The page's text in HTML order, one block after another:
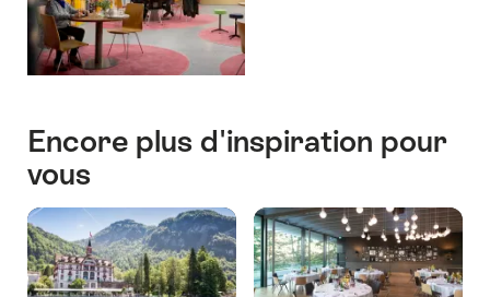
Encore plus d'inspiration pour
vous